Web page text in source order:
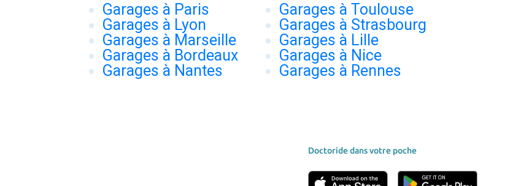
Garages à Paris
Garages à Lyon
Garages à Marseille
Garages à Bordeaux
Garages à Nantes
Garages à Toulouse
Garages à Strasbourg
Garages à Lille
Garages à Nice
Garages à Rennes
Doctoride dans votre poche